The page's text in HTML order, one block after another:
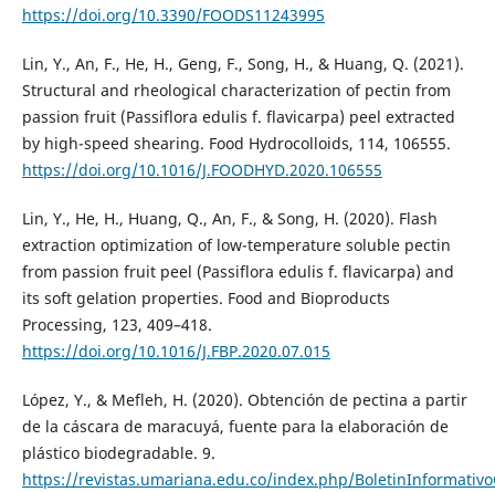
https://doi.org/10.3390/FOODS11243995
Lin, Y., An, F., He, H., Geng, F., Song, H., & Huang, Q. (2021).
Structural and rheological characterization of pectin from
passion fruit (Passiflora edulis f. flavicarpa) peel extracted
by high-speed shearing. Food Hydrocolloids, 114, 106555.
https://doi.org/10.1016/J.FOODHYD.2020.106555
Lin, Y., He, H., Huang, Q., An, F., & Song, H. (2020). Flash
extraction optimization of low-temperature soluble pectin
from passion fruit peel (Passiflora edulis f. flavicarpa) and
its soft gelation properties. Food and Bioproducts
Processing, 123, 409–418.
https://doi.org/10.1016/J.FBP.2020.07.015
López, Y., & Mefleh, H. (2020). Obtención de pectina a partir
de la cáscara de maracuyá, fuente para la elaboración de
plástico biodegradable. 9.
https://revistas.umariana.edu.co/index.php/